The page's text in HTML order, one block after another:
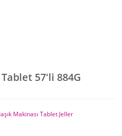
57'li 884G
Makinası Tablet Jeller